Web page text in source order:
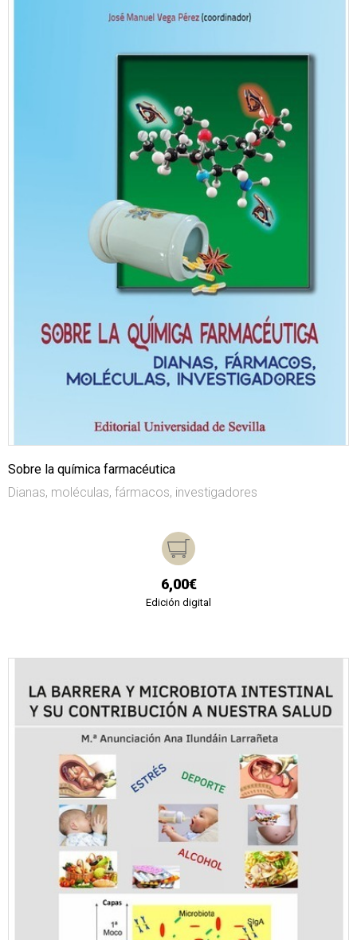
Sobre la química farmacéutica
Dianas, moléculas, fármacos, investigadores
6,00€
Edición digital